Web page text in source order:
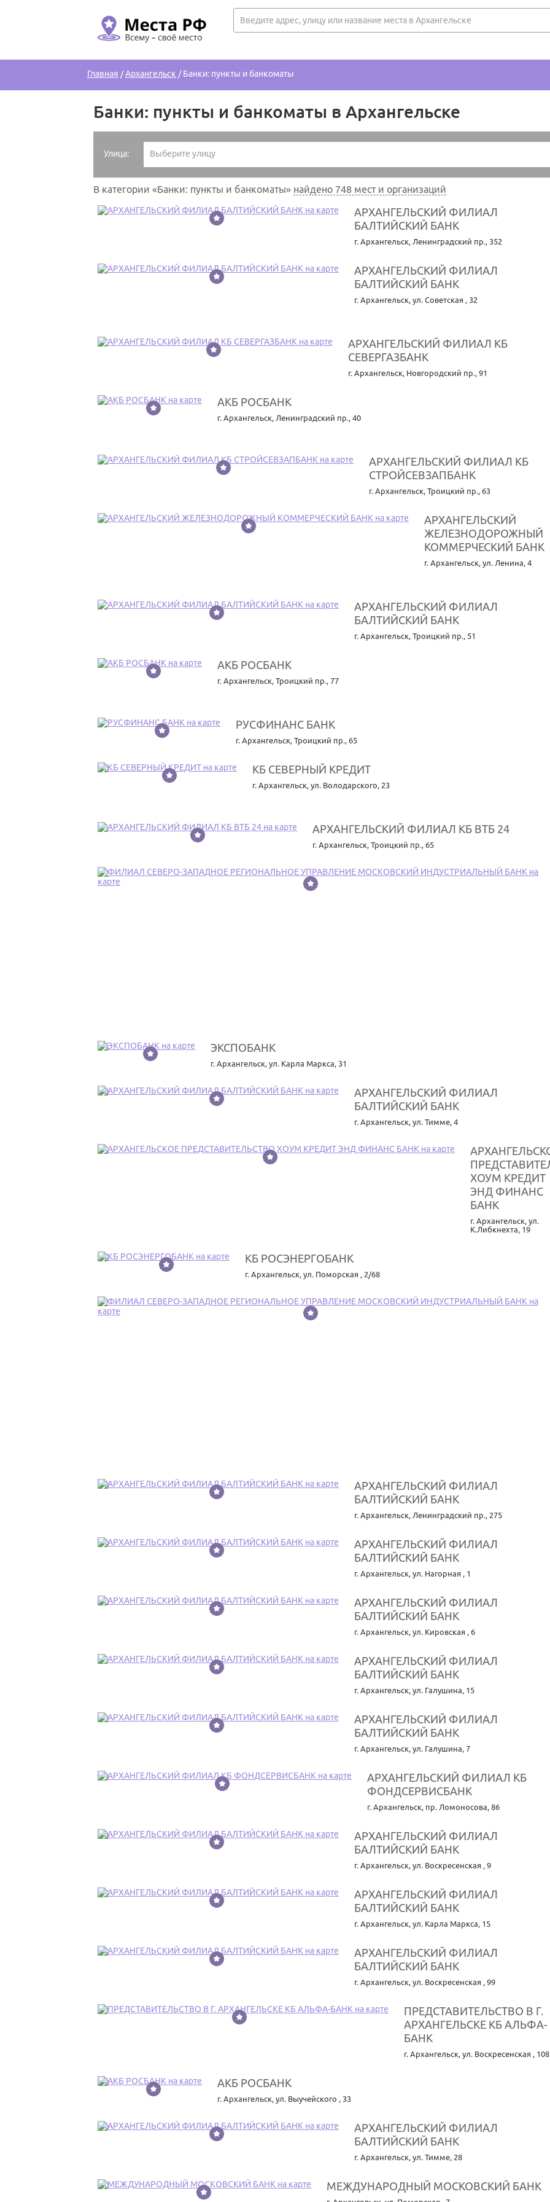
Главная /Архангельск /Банки: пункты и банкоматы
Банки: пункты и банкоматы в Архангельске
Улица: Выберите улицу
В категории «Банки: пункты и банкоматы» найдено 748 мест и организаций
1
АРХАНГЕЛЬСКИЙ ФИЛИАЛ
БАЛТИЙСКИЙ БАНК
г. Архангельск, Ленинградский пр., 352
2
АРХАНГЕЛЬСКИЙ ФИЛИАЛ
БАЛТИЙСКИЙ БАНК
г. Архангельск, ул. Советская , 32
3
АРХАНГЕЛЬСКИЙ ФИЛИАЛ КБ
СЕВЕРГАЗБАНК
г. Архангельск, Новгородский пр., 91
4 АКБ РОСБАНК
г. Архангельск, Ленинградский пр., 40
5
АРХАНГЕЛЬСКИЙ ФИЛИАЛ КБ
СТРОЙСЕВЗАПБАНК
г. Архангельск, Троицкий пр., 63
6
АРХАНГЕЛЬСКИЙ
ЖЕЛЕЗНОДОРОЖНЫЙ
КОММЕРЧЕСКИЙ БАНК
г. Архангельск, ул. Ленина, 4
7
АРХАНГЕЛЬСКИЙ ФИЛИАЛ
БАЛТИЙСКИЙ БАНК
г. Архангельск, Троицкий пр., 51
8 АКБ РОСБАНК
г. Архангельск, Троицкий пр., 77
9 РУСФИНАНС БАНК
г. Архангельск, Троицкий пр., 65
10 КБ СЕВЕРНЫЙ КРЕДИТ
г. Архангельск, ул. Володарского, 23
11 АРХАНГЕЛЬСКИЙ ФИЛИАЛ КБ ВТБ 24
г. Архангельск, Троицкий пр., 65
12
13 ЭКСПОБАНК
г. Архангельск, ул. Карла Маркса, 31
14
АРХАНГЕЛЬСКИЙ ФИЛИАЛ
БАЛТИЙСКИЙ БАНК
г. Архангельск, ул. Тимме, 4
15
ХОУМ КРЕДИТ
ЭНД ФИНАНС
БАНК
г. Архангельск, ул.
К.Либкнехта, 19
16 КБ РОСЭНЕРГОБАНК
г. Архангельск, ул. Поморская , 2/68
17
18
АРХАНГЕЛЬСКИЙ ФИЛИАЛ
БАЛТИЙСКИЙ БАНК
г. Архангельск, Ленинградский пр., 275
19
АРХАНГЕЛЬСКИЙ ФИЛИАЛ
БАЛТИЙСКИЙ БАНК
г. Архангельск, ул. Нагорная , 1
20
АРХАНГЕЛЬСКИЙ ФИЛИАЛ
БАЛТИЙСКИЙ БАНК
г. Архангельск, ул. Кировская , 6
21
АРХАНГЕЛЬСКИЙ ФИЛИАЛ
БАЛТИЙСКИЙ БАНК
г. Архангельск, ул. Галушина, 15
22
АРХАНГЕЛЬСКИЙ ФИЛИАЛ
БАЛТИЙСКИЙ БАНК
г. Архангельск, ул. Галушина, 7
23
АРХАНГЕЛЬСКИЙ ФИЛИАЛ КБ
ФОНДСЕРВИСБАНК
г. Архангельск, пр. Ломоносова, 86
24
АРХАНГЕЛЬСКИЙ ФИЛИАЛ
БАЛТИЙСКИЙ БАНК
г. Архангельск, ул. Воскресенская , 9
25
АРХАНГЕЛЬСКИЙ ФИЛИАЛ
БАЛТИЙСКИЙ БАНК
г. Архангельск, ул. Карла Маркса, 15
26
АРХАНГЕЛЬСКИЙ ФИЛИАЛ
БАЛТИЙСКИЙ БАНК
г. Архангельск, ул. Воскресенская , 99
27
ПРЕДСТАВИТЕЛЬСТВО В Г.
АРХАНГЕЛЬСКЕ КБ АЛЬФА-
БАНК
г. Архангельск, ул. Воскресенская , 108
28 АКБ РОСБАНК
г. Архангельск, ул. Выучейского , 33
29
АРХАНГЕЛЬСКИЙ ФИЛИАЛ
БАЛТИЙСКИЙ БАНК
г. Архангельск, ул. Тимме, 28
30 МЕЖДУНАРОДНЫЙ МОСКОВСКИЙ БАНК